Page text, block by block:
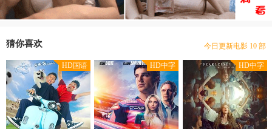
猜你喜欢
豆瓣优片库，万部电影在线选
今日更新电影 10 部
本站网址：www.gdhotels.org
豆瓣优片库，万部电影在线选
现已收录电影 31424 部
HD国语 HD中字 HD中字